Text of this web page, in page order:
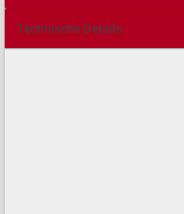
Technische Details